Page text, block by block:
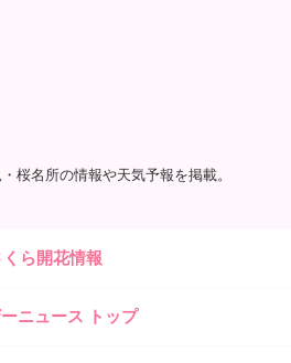
桜名所の情報や天気予報を掲載。
くら開花情報
ニュース トップ